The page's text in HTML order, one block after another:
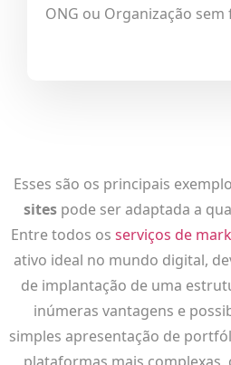
ONG ou Organização
Esses são os principais
sites pode ser adaptada a
Entre todos os serviços de
ativo ideal no mundo digital,
de implantação de uma
inúmeras vantagens e
simples apresentação de